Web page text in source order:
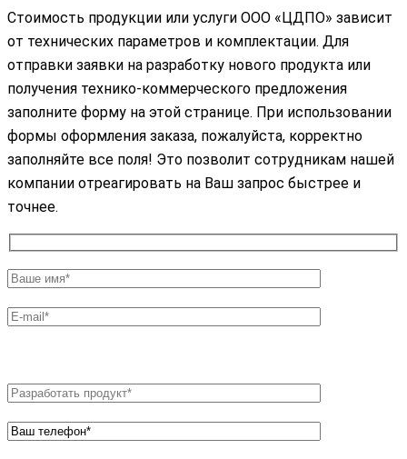
Стоимость продукции или услуги ООО «ЦДПО» зависит
от технических параметров и комплектации. Для
отправки заявки на разработку нового продукта или
получения технико-коммерческого предложения
заполните форму на этой странице. При использовании
формы оформления заказа, пожалуйста, корректно
заполняйте все поля! Это позволит сотрудникам нашей
компании отреагировать на Ваш запрос быстрее и
точнее.